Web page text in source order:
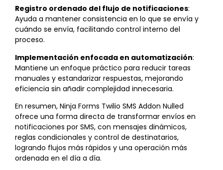
Registro ordenado del flujo de notificaciones:
Ayuda a mantener consistencia en lo que se envía y
cuándo se envía, facilitando control interno del
proceso.
Implementación enfocada en automatización:
Mantiene un enfoque práctico para reducir tareas
manuales y estandarizar respuestas, mejorando
eficiencia sin añadir complejidad innecesaria.
En resumen, Ninja Forms Twilio SMS Addon Nulled
ofrece una forma directa de transformar envíos en
notificaciones por SMS, con mensajes dinámicos,
reglas condicionales y control de destinatarios,
logrando flujos más rápidos y una operación más
ordenada en el día a día.